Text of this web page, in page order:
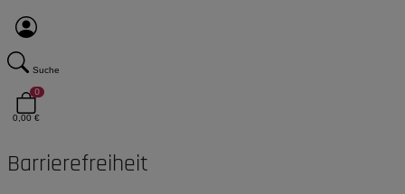
Suche
0
0,00 €
Barrierefreiheit